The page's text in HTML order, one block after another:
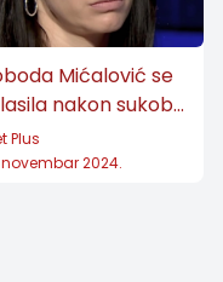
Vuković
Blanš Vesnić
Mićalović se
nakon sukoba
(FOTO)
Plus
2024.